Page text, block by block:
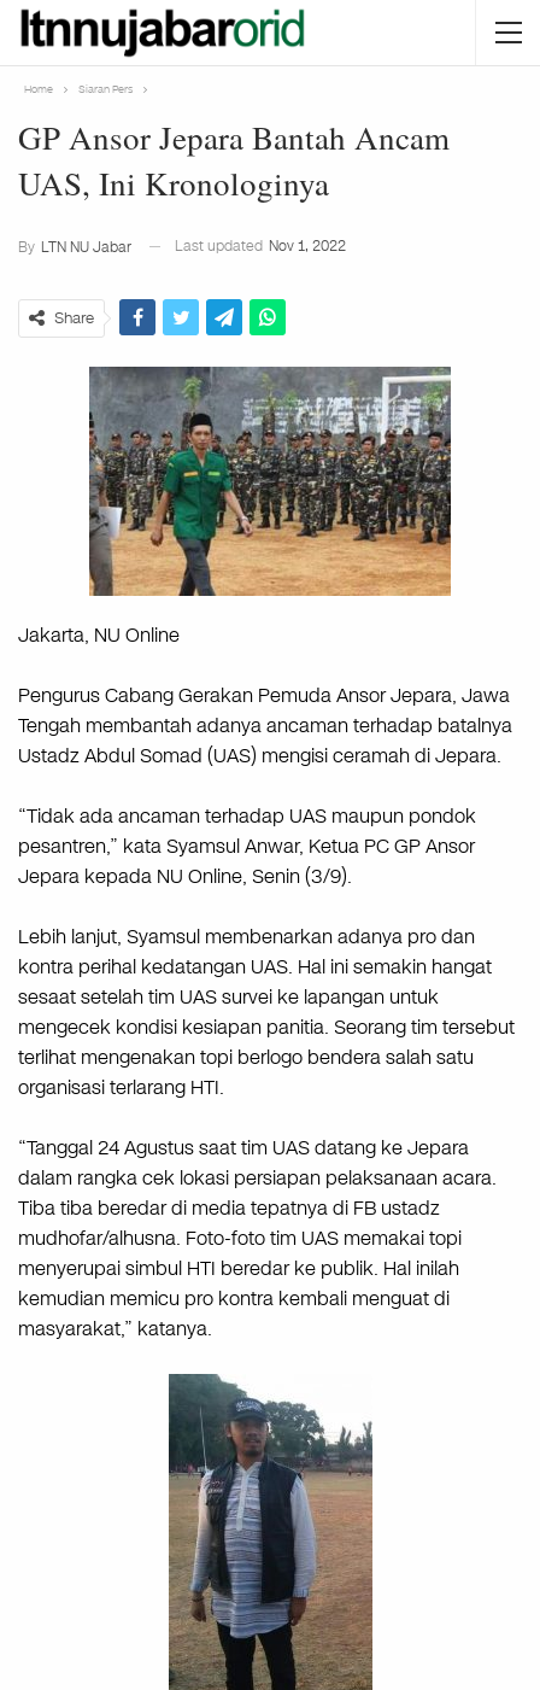
Home Siaran Pers
GP Ansor Jepara Bantah Ancam
UAS, Ini Kronologinya
By LTN NU Jabar Last updated Nov 1, 2022
Share
Jakarta, NU Online
Pengurus Cabang Gerakan Pemuda Ansor Jepara, Jawa
Tengah membantah adanya ancaman terhadap batalnya
Ustadz Abdul Somad (UAS) mengisi ceramah di Jepara.
“Tidak ada ancaman terhadap UAS maupun pondok
pesantren,” kata Syamsul Anwar, Ketua PC GP Ansor
Jepara kepada NU Online, Senin (3/9).
Lebih lanjut, Syamsul membenarkan adanya pro dan
kontra perihal kedatangan UAS. Hal ini semakin hangat
sesaat setelah tim UAS survei ke lapangan untuk
mengecek kondisi kesiapan panitia. Seorang tim tersebut
terlihat mengenakan topi berlogo bendera salah satu
organisasi terlarang HTI.
“Tanggal 24 Agustus saat tim UAS datang ke Jepara
dalam rangka cek lokasi persiapan pelaksanaan acara.
Tiba tiba beredar di media tepatnya di FB ustadz
mudhofar/alhusna. Foto-foto tim UAS memakai topi
menyerupai simbul HTI beredar ke publik. Hal inilah
kemudian memicu pro kontra kembali menguat di
masyarakat,” katanya.